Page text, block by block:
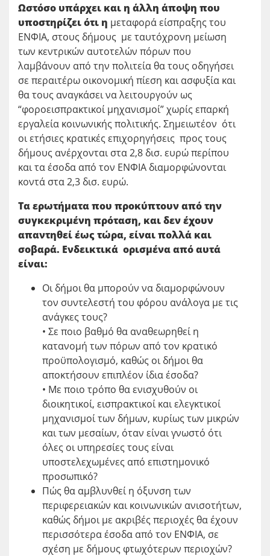
Ωστόσο υπάρχει και η άλλη άποψη που
υποστηρίζει ότι η μεταφορά είσπραξης του
ΕΝΦΙΑ, στους δήμους με ταυτόχρονη μείωση
των κεντρικών αυτοτελών πόρων που
λαμβάνουν από την πολιτεία θα τους οδηγήσει
σε περαιτέρω οικονομική πίεση και ασφυξία και
θα τους αναγκάσει να λειτουργούν ως
“φοροεισπρακτικοί μηχανισμοί” χωρίς επαρκή
εργαλεία κοινωνικής πολιτικής. Σημειωτέον ότι
οι ετήσιες κρατικές επιχορηγήσεις προς τους
δήμους ανέρχονται στα 2,8 δισ. ευρώ περίπου
και τα έσοδα από τον ΕΝΦΙΑ διαμορφώνονται
κοντά στα 2,3 δισ. ευρώ.
Τα ερωτήματα που προκύπτουν από την
συγκεκριμένη πρόταση, και δεν έχουν
απαντηθεί έως τώρα, είναι πολλά και
σοβαρά. Ενδεικτικά ορισμένα από αυτά
είναι:
Οι δήμοι θα μπορούν να διαμορφώνουν
τον συντελεστή του φόρου ανάλογα με τις
ανάγκες τους?
• Σε ποιο βαθμό θα αναθεωρηθεί η
κατανομή των πόρων από τον κρατικό
προϋπολογισμό, καθώς οι δήμοι θα
αποκτήσουν επιπλέον ίδια έσοδα?
• Με ποιο τρόπο θα ενισχυθούν οι
διοικητικοί, εισπρακτικοί και ελεγκτικοί
μηχανισμοί των δήμων, κυρίως των μικρών
και των μεσαίων, όταν είναι γνωστό ότι
όλες οι υπηρεσίες τους είναι
υποστελεχωμένες από επιστημονικό
προσωπικό?
Πώς θα αμβλυνθεί η όξυνση των
περιφερειακών και κοινωνικών ανισοτήτων,
καθώς δήμοι με ακριβές περιοχές θα έχουν
περισσότερα έσοδα από τον ΕΝΦΙΑ, σε
σχέση με δήμους φτωχότερων περιοχών?